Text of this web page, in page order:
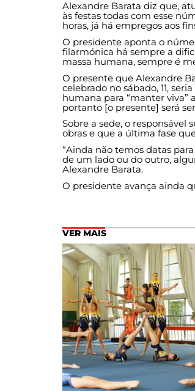
Alexandre Barata diz que,
às festas todas com esse
horas, já há empregos aos
O presidente aponta o
filarmónica há sempre a
massa humana, sempre é
O presente que Alexandre
celebrado no sábado, 11,
humana para “manter viva”
portanto [o presente] será
Sobre a sede, o
obras e que a última fase
“Ainda não temos datas
de um lado ou do outro,
Alexandre Barata.
O presidente avança ainda
VER MAIS